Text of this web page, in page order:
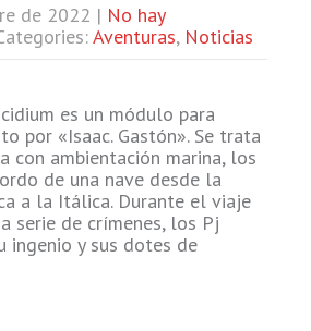
de 2022 | No hay
Aventuras, Noticias
es un módulo para
por «Isaac. Gastón». Se trata
con ambientación marina, los
de una nave desde la
a la Itálica. Durante el viaje
serie de crímenes, los Pj
ingenio y sus dotes de